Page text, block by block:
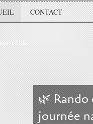
CONTACT
🌿 Rando
journée